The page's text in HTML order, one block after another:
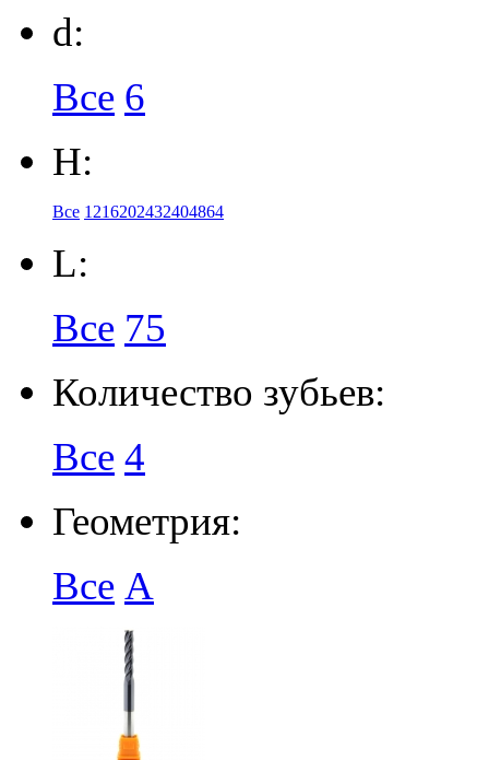
d:
Все 6
H:
Все 1216202432404864
L:
Все 75
Количество зубьев:
Все 4
Геометрия:
Все A